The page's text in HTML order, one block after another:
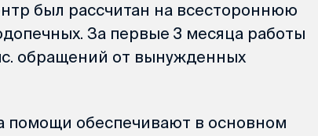
был рассчитан на всестороннюю
За первые 3 месяца работы
обращений от вынужденных
помощи обеспечивают в основном